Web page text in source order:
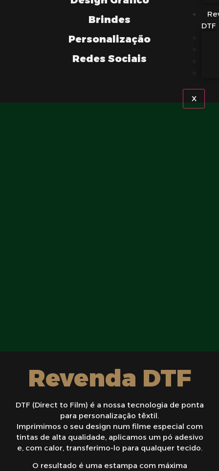
DTF
X
Brindes
Personalização
Redes Sociais
Revenda DTF
DTF (Direct to Film) é a nossa tecnologia de ponta
para personalização têxtil.
Imprimimos o seu design num filme especial com
tintas de alta qualidade, aplicamos um pó adesivo
e, com calor, transferimo-lo para qualquer tecido.
O resultado é uma estampa com máxima